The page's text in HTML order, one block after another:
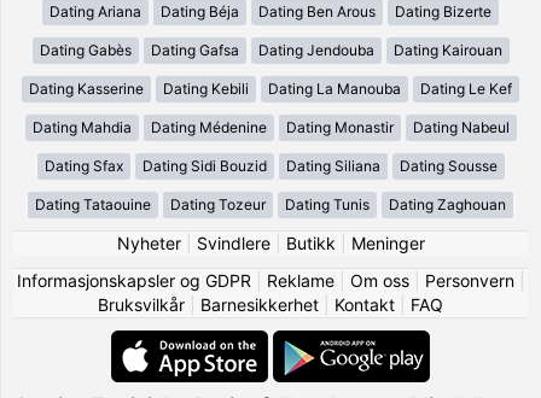
Dating Ariana Dating Béja Dating Ben Arous Dating Bizerte
Dating Gabès Dating Gafsa Dating Jendouba Dating Kairouan
Dating Kasserine Dating Kebili Dating La Manouba Dating Le Kef
Dating Mahdia Dating Médenine Dating Monastir Dating Nabeul
Dating Sfax Dating Sidi Bouzid Dating Siliana Dating Sousse
Dating Tataouine Dating Tozeur Dating Tunis Dating Zaghouan
Nyheter| Svindlere| Butikk
Meninger
Informasjonskapsler og GDPR
Reklame| Om oss| Personvern|
Bruksvilkår
Barnesikkerhet Kontakt FAQ